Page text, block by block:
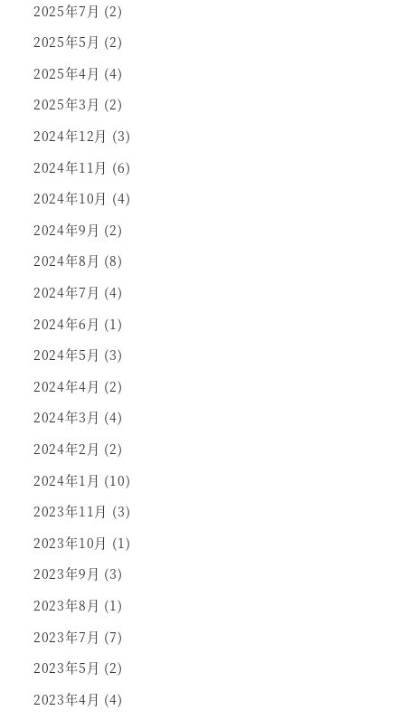
2025年7月 (2)
2025年5月 (2)
2025年4月 (4)
2025年3月 (2)
2024年12月 (3)
2024年11月 (6)
2024年10月 (4)
2024年9月 (2)
2024年8月 (8)
2024年7月 (4)
2024年6月 (1)
2024年5月 (3)
2024年4月 (2)
2024年3月 (4)
2024年2月 (2)
2024年1月 (10)
2023年11月 (3)
2023年10月 (1)
2023年9月 (3)
2023年8月 (1)
2023年7月 (7)
2023年5月 (2)
2023年4月 (4)